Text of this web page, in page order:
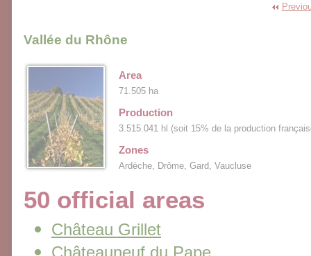
Vallée du Rhône
Area
71.505 ha
Production
3.515.041 hl (soit 15% de la production
Zones
Ardèche, Drôme, Gard, Vaucluse
50 official areas
Château Grillet
Châteauneuf du Pape